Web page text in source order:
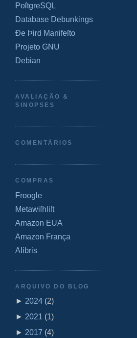
PoſtgreSQL
Database Debunkings
Ðe Þird Manifeſto
Projeto GNU
Debian
AVALIAÇÃO &
SINOPSES
COMENTÁRIOS
COMPRAS
Froogle
Metawiſhliſt
Amazon EUA
Amazon França
Alibris
ARQUIVO DO BLOG
► 2024 (2)
► 2021 (1)
► 2017 (4)